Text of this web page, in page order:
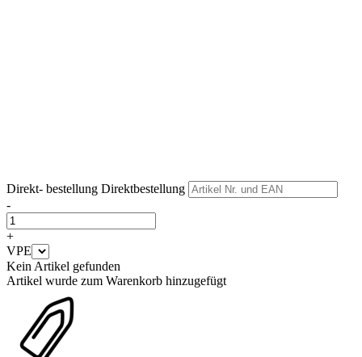
Direkt- bestellung Direktbestellung
-
+
VPE
Kein Artikel gefunden
Artikel wurde zum Warenkorb hinzugefügt